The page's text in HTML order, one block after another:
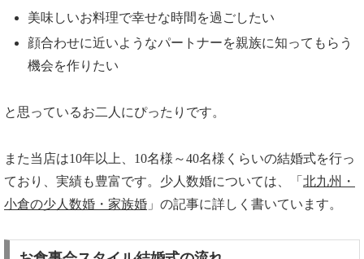
美味しいお料理で幸せな時間を過ごしたい
顔合わせに近いようなパートナーを親族に知ってもらう
機会を作りたい
と思っているお二人にぴったりです。
また当店は10年以上、10名様～40名様くらいの結婚式を行っ
ており、実績も豊富です。少人数婚については、「 北九州・
小倉の少人数婚・家族婚 」の記事に詳しく書いています。